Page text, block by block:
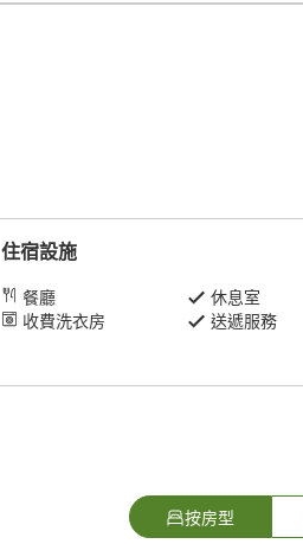
住宿設施
餐廳
休息室
收費洗衣房
送遞服務
按房型